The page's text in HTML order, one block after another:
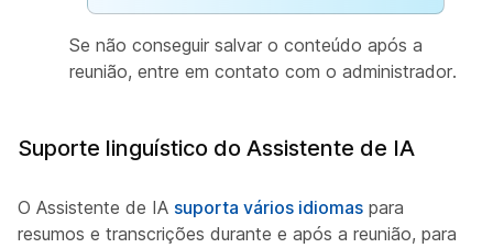
Se não conseguir salvar o conteúdo após a
reunião, entre em contato com o administrador.
Suporte linguístico do Assistente de IA
O Assistente de IA suporta vários idiomas para
resumos e transcrições durante e após a reunião, para